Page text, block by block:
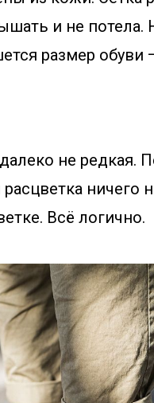
и не потела.
размер обуви
не редкая.
расцветка
Всё логично.